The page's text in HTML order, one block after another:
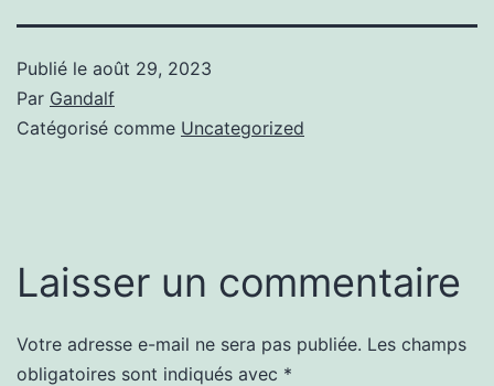
Publié le août 29, 2023
Par Gandalf
Catégorisé comme Uncategorized
Laisser un commentaire
Votre adresse e-mail ne sera pas publiée. Les champs
obligatoires sont indiqués avec *